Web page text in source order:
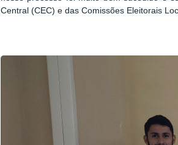
Central (CEC) e das Comissões Eleitorais